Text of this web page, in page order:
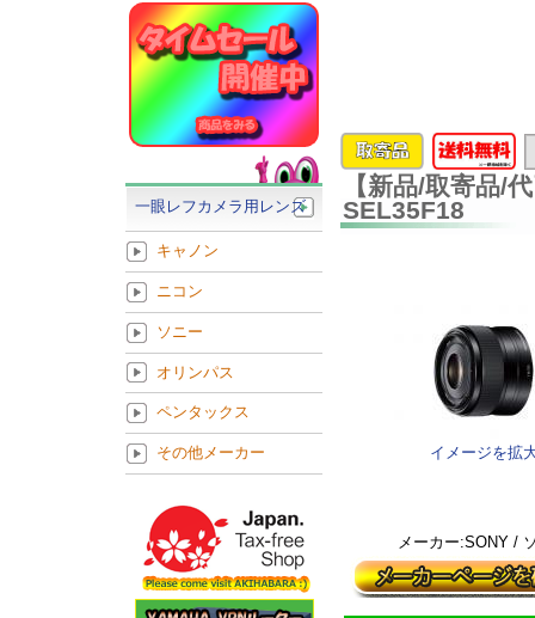
【新品/取寄品/
SEL35F18
イメージを拡
メーカー:SONY /
一眼レフカメラ用レンズ
キャノン
ニコン
ソニー
オリンパス
ペンタックス
その他メーカー